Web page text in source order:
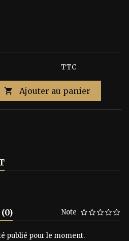
TTC
 Ajouter au panier
Note
publié pour le moment.